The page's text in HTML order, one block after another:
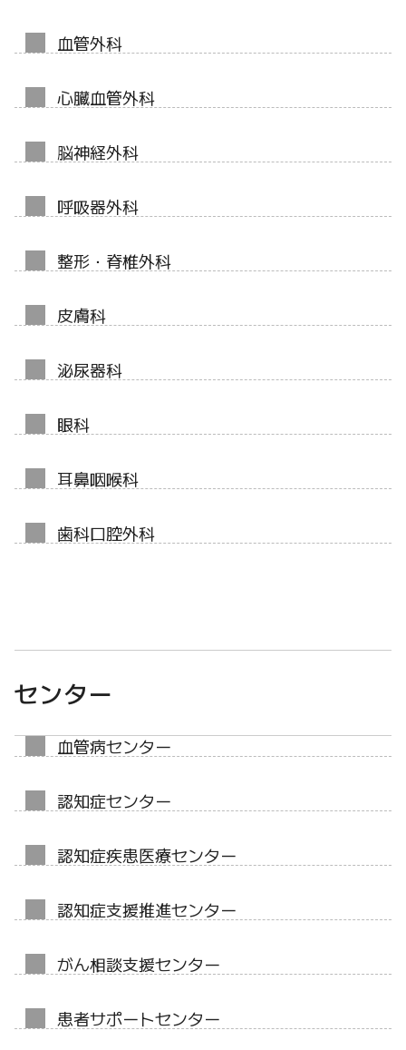
血管外科
心臓血管外科
脳神経外科
呼吸器外科
整形・脊椎外科
皮膚科
泌尿器科
眼科
耳鼻咽喉科
歯科口腔外科
センター
血管病センター
認知症センター
認知症疾患医療センター
認知症支援推進センター
がん相談支援センター
患者サポートセンター